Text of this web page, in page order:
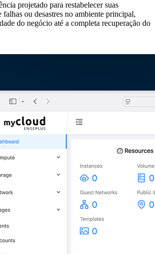
projetado para restabelecer suas
falhas ou desastres no ambiente principal,
do negócio até a completa recuperação do